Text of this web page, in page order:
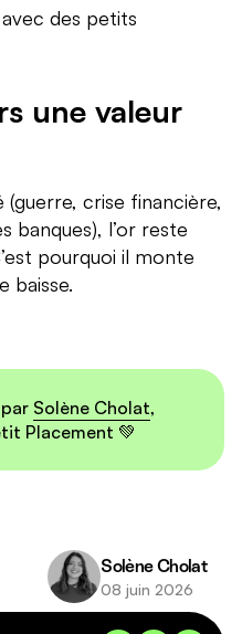
des petits
une valeur
(guerre, crise financière,
banques), l’or reste
pourquoi il monte
baisse.
Solène Cholat,
Placement 💚
Solène Cholat
08 juin 2026